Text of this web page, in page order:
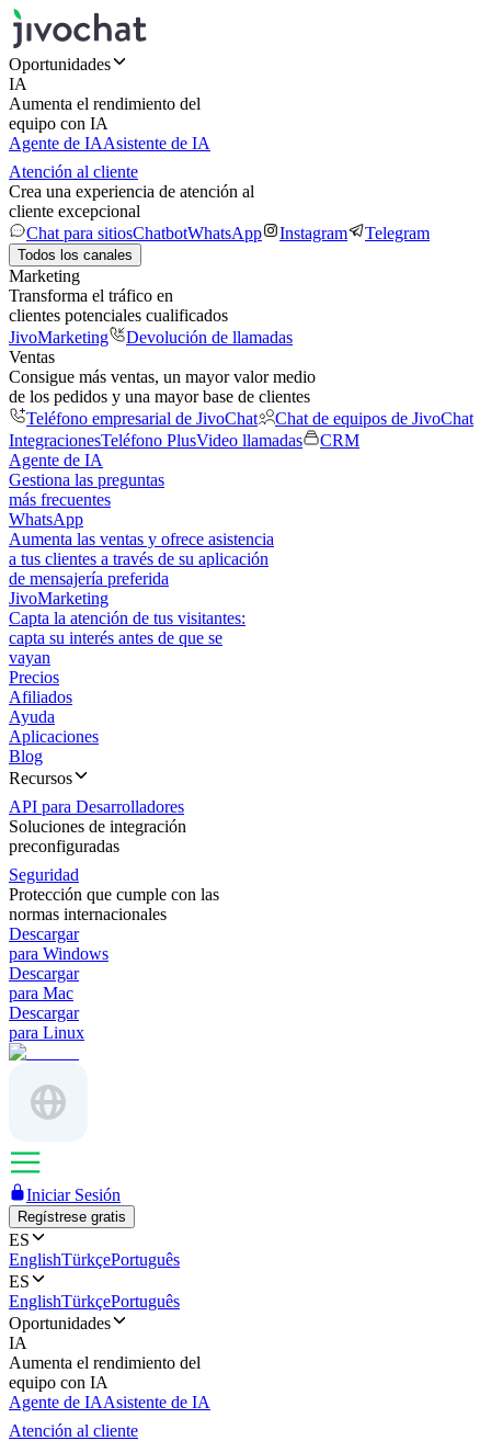
Oportunidades
IA
Aumenta el rendimiento del
equipo con IA
Agente de IAAsistente de IA
Atención al cliente
Crea una experiencia de atención al
cliente excepcional
Chat para sitiosChatbotWhatsApp Instagram Telegram
Todos los canales
Marketing
Transforma el tráfico en
clientes potenciales cualificados
JivoMarketing
Devolución de llamadas
Ventas
Consigue más ventas, un mayor valor medio
de los pedidos y una mayor base de clientes
Teléfono empresarial de JivoChat
Chat de equipos de JivoChat
IntegracionesTeléfono PlusVideo llamadas
CRM
Agente de IA
Gestiona las preguntas
más frecuentes
WhatsApp
Aumenta las ventas y ofrece asistencia
a tus clientes a través de su aplicación
de mensajería preferida
JivoMarketing
Capta la atención de tus visitantes:
capta su interés antes de que se
vayan
Precios
Afiliados
Ayuda
Aplicaciones
Blog
Recursos
API para Desarrolladores
Soluciones de integración
preconfiguradas
Seguridad
Protección que cumple con las
normas internacionales
Descargar
para Windows
Descargar
para Mac
Descargar
para Linux
Iniciar Sesión
Regístrese gratis
ES
EnglishTürkçePortuguês
ES
EnglishTürkçePortuguês
Oportunidades
IA
Aumenta el rendimiento del
equipo con IA
Agente de IAAsistente de IA
Atención al cliente